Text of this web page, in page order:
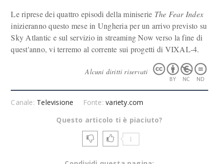
Le riprese dei quattro episodi della miniserie The Fear Index
inizieranno questo mese in Ungheria per un arrivo previsto su
Sky Atlantic e sul servizio in streaming Now verso la fine di
quest'anno, vi terremo al corrente sui progetti di VIXAL-4.
Alcuni diritti riservati
Canale: Televisione Fonte:variety.com
Questo articolo ti è piaciuto?
1